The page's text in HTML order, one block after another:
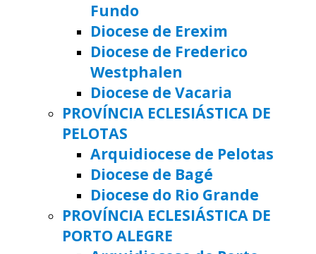
Fundo
Diocese de Erexim
Diocese de Frederico
Westphalen
Diocese de Vacaria
PROVÍNCIA ECLESIÁSTICA DE
PELOTAS
Arquidiocese de Pelotas
Diocese de Bagé
Diocese do Rio Grande
PROVÍNCIA ECLESIÁSTICA DE
PORTO ALEGRE